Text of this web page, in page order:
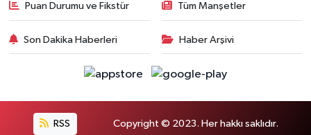
Puan Durumu ve Fikstür Tüm Manşetler
Son Dakika Haberleri Haber Arşivi
RSS Copyright © 2023. Her hakkı saklıdır.